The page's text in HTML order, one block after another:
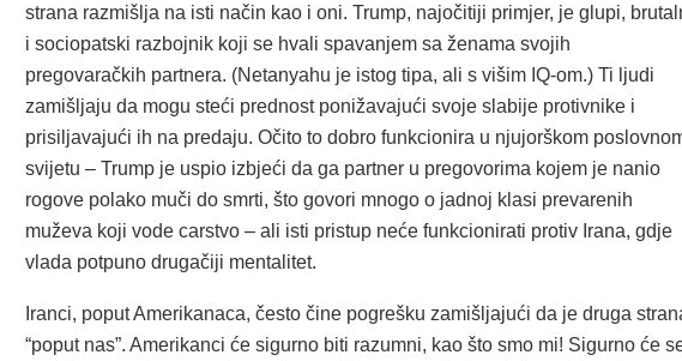
strana razmišlja na isti način kao i oni. Trump, najočitiji primjer, je glupi,
i sociopatski razbojnik koji se hvali spavanjem sa ženama svojih
pregovaračkih partnera. (Netanyahu je istog tipa, ali s višim IQ-om.) Ti ljudi
zamišljaju da mogu steći prednost ponižavajući svoje slabije protivnike i
prisiljavajući ih na predaju. Očito to dobro funkcionira u njujorškom
svijetu – Trump je uspio izbjeći da ga partner u pregovorima kojem je nanio
rogove polako muči do smrti, što govori mnogo o jadnoj klasi prevarenih
muževa koji vode carstvo – ali isti pristup neće funkcionirati protiv Irana, gdje
vlada potpuno drugačiji mentalitet.
Iranci, poput Amerikanaca, često čine pogrešku zamišljajući da je druga
“poput nas”. Amerikanci će sigurno biti razumni, kao što smo mi! Sigurno će